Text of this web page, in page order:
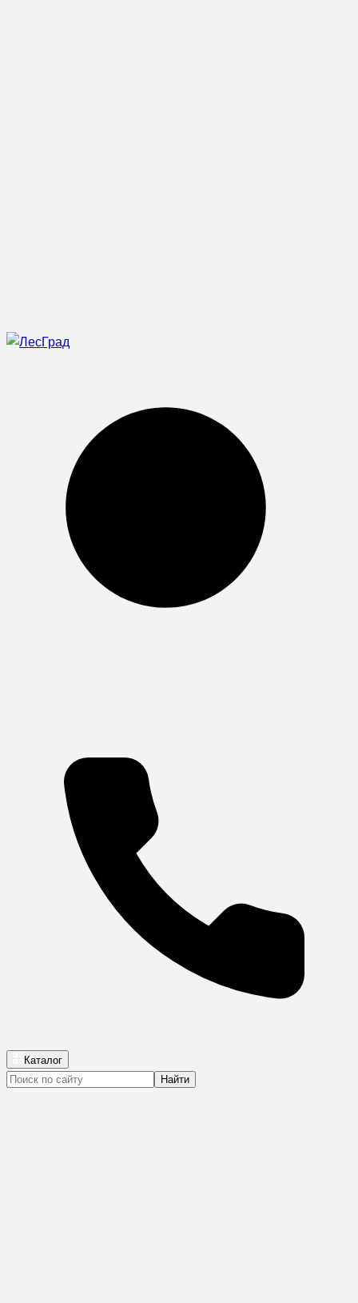
Каталог
Найти